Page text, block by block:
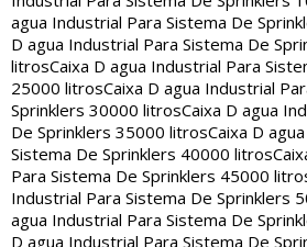
agua Industrial Para Sistema De
D agua Industrial Para Sistema De
litrosCaixa D agua Industrial Para
25000 litrosCaixa D agua Industrial
Sprinklers 30000 litrosCaixa D agua
De Sprinklers 35000 litrosCaixa D
Sistema De Sprinklers 40000 litros
Para Sistema De Sprinklers 45000
Industrial Para Sistema De Sprinklers
agua Industrial Para Sistema De
D agua Industrial Para Sistema De